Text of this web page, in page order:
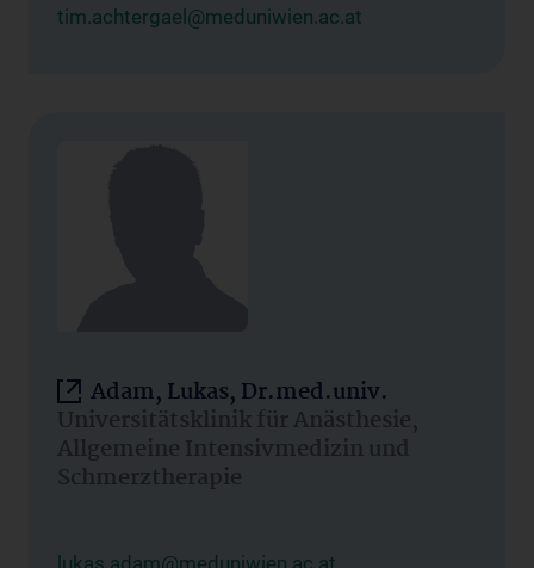
tim.achtergael@meduniwien.ac.at
Adam, Lukas, Dr.med.univ.
Universitätsklinik für Anästhesie,
Allgemeine Intensivmedizin und
Schmerztherapie
lukas.adam@meduniwien.ac.at